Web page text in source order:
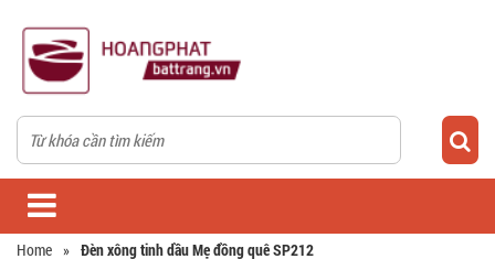
Home » Đèn xông tinh dầu Mẹ đồng quê SP212